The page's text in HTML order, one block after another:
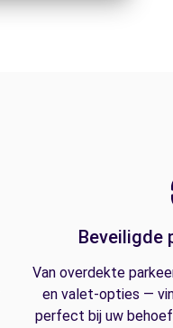
Beveiligde
Van overdekte
en valet-opties —
perfect bij uw